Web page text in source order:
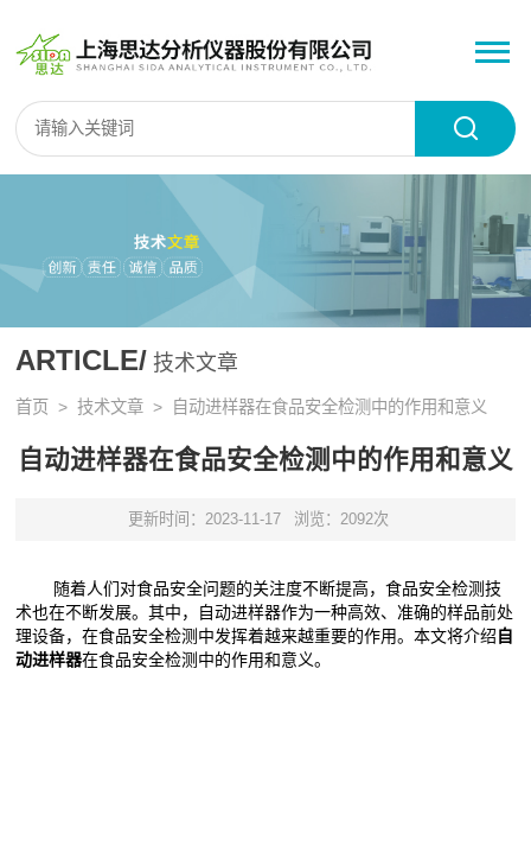
ARTICLE/ 技术文章
首页 >技术文章 > 自动进样器在食品安全检测中的作用和意义
自动进样器在食品安全检测中的作用和意义
更新时间：2023-11-17 浏览：2092次
随着人们对食品安全问题的关注度不断提高，食品安全检测技
术也在不断发展。其中，自动进样器作为一种高效、准确的样品前处
理设备，在食品安全检测中发挥着越来越重要的作用。本文将介绍自
动进样器在食品安全检测中的作用和意义。